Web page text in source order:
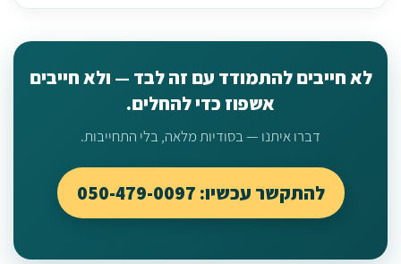
לא חייבים להתמודד עם זה לבד — ולא חייבים
אשפוז כדי להחלים.
דברו איתנו — בסודיות מלאה, בלי התחייבות.
להתקשר עכשיו: 050-479-0097